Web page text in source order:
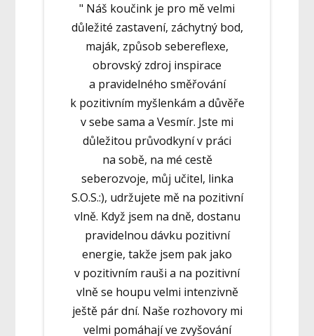
" Náš koučink je pro mě velmi
důležité zastavení, záchytný bod,
maják, způsob sebereflexe,
obrovský zdroj inspirace
a pravidelného směřování
k pozitivním myšlenkám a důvěře
v sebe sama a Vesmír. Jste mi
důležitou průvodkyní v práci
na sobě, na mé cestě
seberozvoje, můj učitel, linka
S.O.S.:), udržujete mě na pozitivní
vlně. Když jsem na dně, dostanu
pravidelnou dávku pozitivní
energie, takže jsem pak jako
v pozitivním rauši a na pozitivní
vlně se houpu velmi intenzivně
ještě pár dní. Naše rozhovory mi
velmi pomáhají ve zvyšování